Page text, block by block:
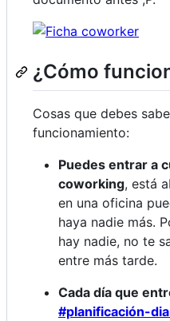
¿Cómo
Cosas que debes
funcionamiento:
Puedes entrar a
coworking, está
en una oficina
haya nadie más.
hay nadie, no te
entre más tarde.
Cada día que
#planificación-